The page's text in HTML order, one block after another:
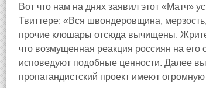
Вот что нам на днях заявил этот «Матч»
Твиттере: «Вся швондеровщина,
прочие клошары отсюда вычищены.
что возмущенная реакция россиян на
исповедуют подобные ценности. Далее
пропагандистский проект имеют